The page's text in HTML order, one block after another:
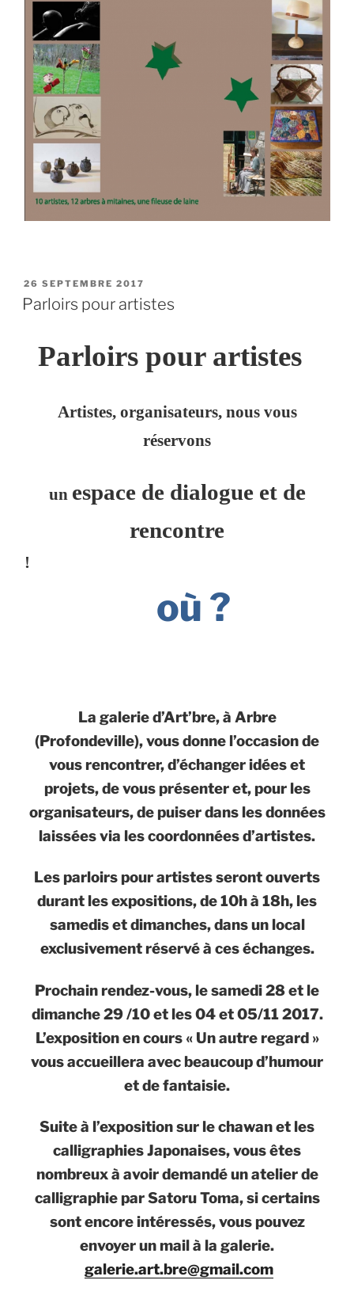
PUBLIÉ
LE
26 SEPTEMBRE 2017
Parloirs pour artistes
Parloirs pour artistes
Artistes, organisateurs, nous vous
réservons
un espace de dialogue et de
rencontre
!
où ?
La galerie d’Art’bre, à Arbre
(Profondeville), vous donne l’occasion de
vous rencontrer, d’échanger idées et
projets, de vous présenter et, pour les
organisateurs, de puiser dans les données
laissées via les coordonnées d’artistes.
Les parloirs pour artistes seront ouverts
durant les expositions, de 10h à 18h, les
samedis et dimanches, dans un local
exclusivement réservé à ces échanges.
Prochain rendez-vous, le samedi 28 et le
dimanche 29 /10 et les 04 et 05/11 2017.
L’exposition en cours « Un autre regard »
vous accueillera avec beaucoup d’humour
et de fantaisie.
Suite à l’exposition sur le chawan et les
calligraphies Japonaises, vous êtes
nombreux à avoir demandé un atelier de
calligraphie par Satoru Toma, si certains
sont encore intéressés, vous pouvez
envoyer un mail à la galerie.
galerie.art.bre@gmail.com